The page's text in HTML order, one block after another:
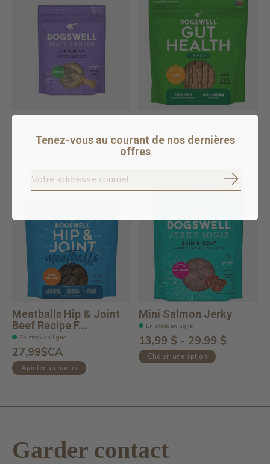
Chicken Soft S...
En stock en ligne
Lamb Jerky Dog ...
En stock en ligne
14,79 $ - 40,99 $
Meatballs Hip & Joint
Beef Recipe F...
En stock en ligne
27,99$CA
Ajouter au panier
Mini Salmon Jerky
En stock en ligne
13,99 $ - 29,99 $
Choisir une option
Garder contact
Tenez-vous au courant de nos dernières
offres